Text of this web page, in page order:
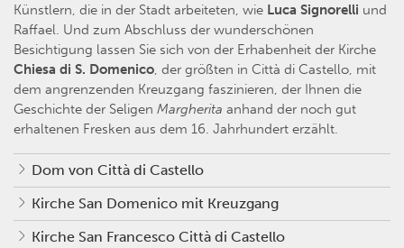
Künstlern, die in der Stadt arbeiteten, wie Luca Signorelli und
Raffael. Und zum Abschluss der wunderschönen
Besichtigung lassen Sie sich von der Erhabenheit der Kirche
Chiesa di S. Domenico, der größten in Città di Castello, mit
dem angrenzenden Kreuzgang faszinieren, der Ihnen die
Geschichte der Seligen Margherita anhand der noch gut
erhaltenen Fresken aus dem 16. Jahrhundert erzählt.
Dom von Città di Castello
Kirche San Domenico mit Kreuzgang
Kirche San Francesco Città di Castello